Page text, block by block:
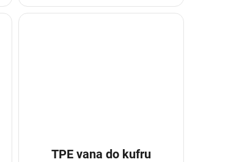
TPE vana do kufru